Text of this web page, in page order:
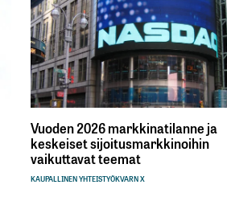
Vuoden 2026 markkinatilanne ja
keskeiset sijoitusmarkkinoihin
vaikuttavat teemat
KAUPALLINEN YHTEISTYÖKVARN X